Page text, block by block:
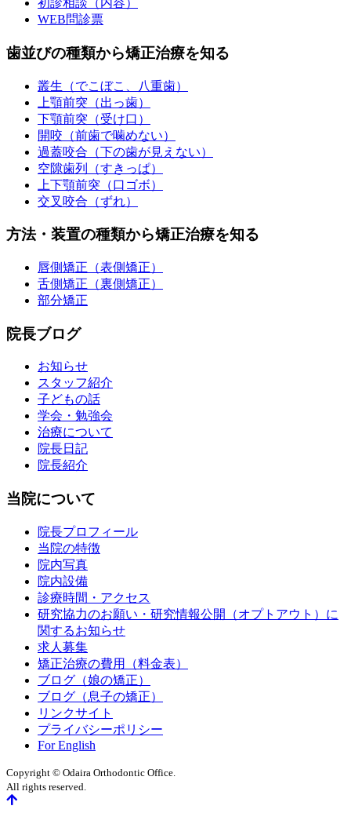
初診相談（内容）
WEB問診票
歯並びの種類から矯正治療を知る
叢生（でこぼこ、八重歯）
上顎前突（出っ歯）
下顎前突（受け口）
開咬（前歯で噛めない）
過蓋咬合（下の歯が見えない）
空隙歯列（すきっぱ）
上下顎前突（口ゴボ）
交叉咬合（ずれ）
方法・装置の種類から矯正治療を知る
唇側矯正（表側矯正）
舌側矯正（裏側矯正）
部分矯正
院長ブログ
お知らせ
スタッフ紹介
子どもの話
学会・勉強会
治療について
院長日記
院長紹介
当院について
院長プロフィール
当院の特徴
院内写真
院内設備
診療時間・アクセス
研究協力のお願い・研究情報公開（オプトアウト）に
関するお知らせ
求人募集
矯正治療の費用（料金表）
ブログ（娘の矯正）
ブログ（息子の矯正）
リンクサイト
プライバシーポリシー
For English
Copyright © Odaira Orthodontic Office.
All rights reserved.